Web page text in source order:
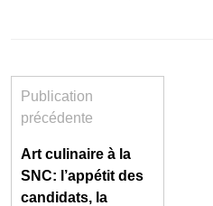
Publication
précédente
Art culinaire à la
SNC: l’appétit des
candidats, la